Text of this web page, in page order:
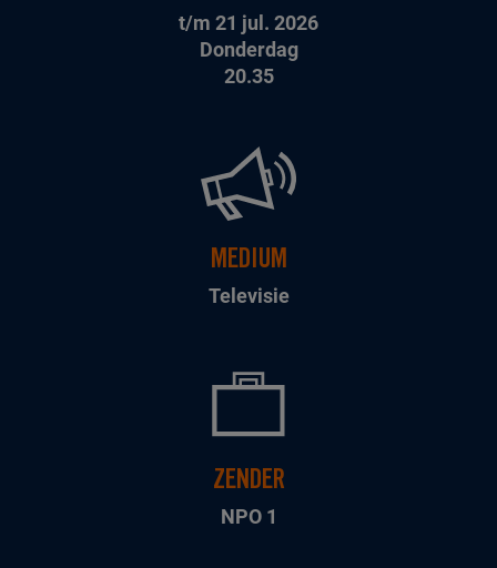
t/m 21 jul. 2026
Donderdag
20.35
MEDIUM
Televisie
ZENDER
NPO 1